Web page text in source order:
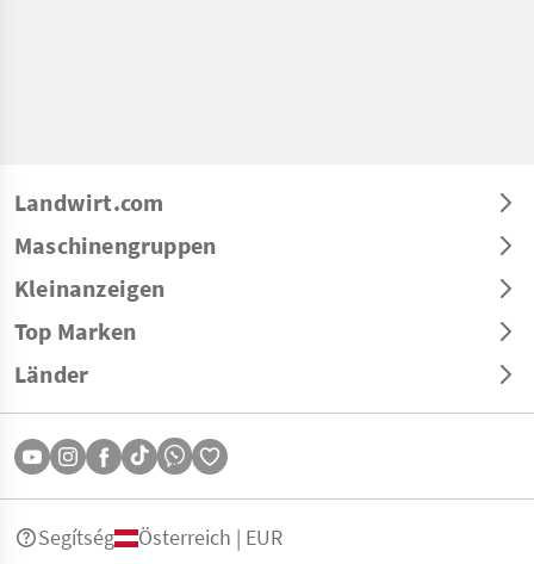
Landwirt.com
Maschinengruppen
Kleinanzeigen
Top Marken
Länder
Segítség Österreich | EUR